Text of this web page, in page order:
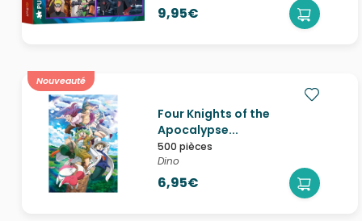
9,95€
Nouveauté
Four Knights of the
Apocalypse...
500 pièces
Dino
6,95€